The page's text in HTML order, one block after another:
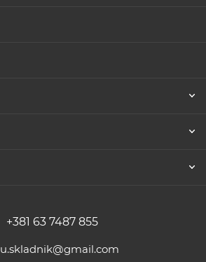
+381 63 7487 855
u.skladnik@gmail.com